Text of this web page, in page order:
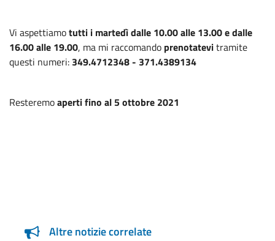
Vi aspettiamotutti i martedì dalle 10.00 alle 13.00 e dalle
16.00 alle 19.00, ma mi raccomando prenotatevitramite
questi numeri: 349.4712348 - 371.4389134
Resteremoaperti fino al 5 ottobre 2021
Altre notizie correlate